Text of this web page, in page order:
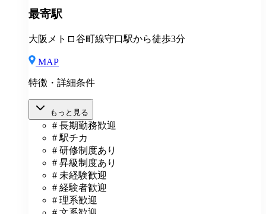
最寄駅
大阪メトロ谷町線守口駅から徒歩3分
MAP
特徴・詳細条件
もっと見る
# 長期勤務歓迎
# 駅チカ
# 研修制度あり
# 昇級制度あり
# 未経験歓迎
# 経験者歓迎
# 理系歓迎